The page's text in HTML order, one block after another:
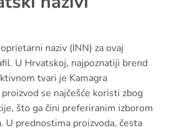
naziv (INN) za ovaj
U Hrvatskoj, najpoznatiji brend
tvari je Kamagra
se najčešće koristi zbog
što ga čini preferiranim izborom
U prednostima proizvoda, česta